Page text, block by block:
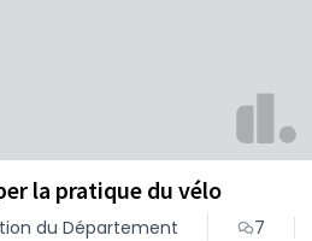
la pratique du vélo
du Département
7